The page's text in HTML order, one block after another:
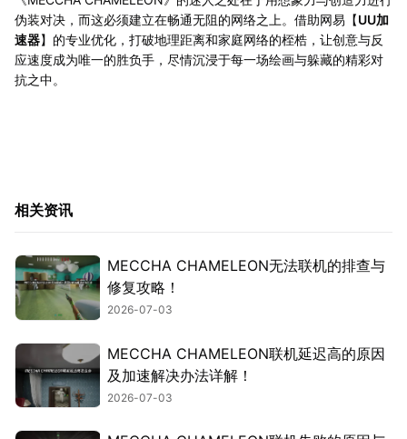
伪装对决，而这必须建立在畅通无阻的网络之上。借助网易【UU加
速器】的专业优化，打破地理距离和家庭网络的桎梏，让创意与反
应速度成为唯一的胜负手，尽情沉浸于每一场绘画与躲藏的精彩对
抗之中。
相关资讯
MECCHA CHAMELEON无法联机的排查与
修复攻略！
2026-07-03
MECCHA CHAMELEON联机延迟高的原因
及加速解决办法详解！
2026-07-03